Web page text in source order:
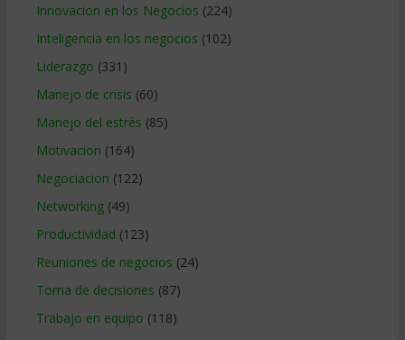
Innovacion en los Negocios (224)
Inteligencia en los negocios (102)
Liderazgo (331)
Manejo de crisis (60)
Manejo del estrés (85)
Motivacion (164)
Negociacion (122)
Networking(49)
Productividad (123)
Reuniones de negocios (24)
Toma de decisiones (87)
Trabajo en equipo (118)